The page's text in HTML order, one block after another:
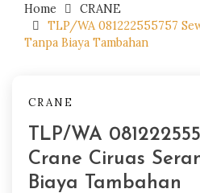
Home
CRANE
TLP/WA 081222555757
Tanpa Biaya Tambahan
CRANE
TLP/WA
Crane Ciruas
Biaya Tambahan